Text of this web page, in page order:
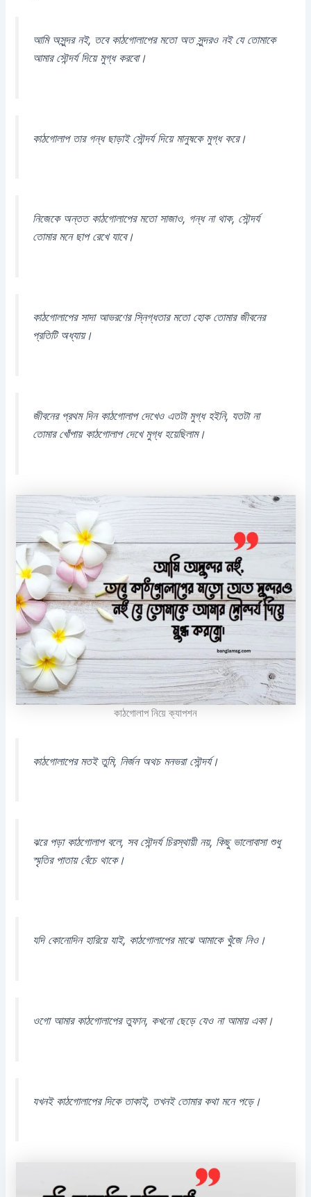
আমি অসুন্দর নই, তবে কাঠগোলাপের মতো অত সুন্দরও নই যে তোমাকে
আমার সৌন্দর্য দিয়ে মুগ্ধ করবো।
কাঠগোলাপ তার গন্ধ ছাড়াই সৌন্দর্য দিয়ে মানুষকে মুগ্ধ করে।
নিজেকে অন্তত কাঠগোলাপের মতো সাজাও, গন্ধ না থাক, সৌন্দর্য
তোমার মনে ছাপ রেখে যাবে।
কাঠগোলাপের সাদা আভরণের স্নিগ্ধতার মতো হোক তোমার জীবনের
প্রতিটি অধ্যায়।
জীবনের প্রথম দিন কাঠগোলাপ দেখেও এতটা মুগ্ধ হইনি, যতটা না
তোমার খোঁপায় কাঠগোলাপ দেখে মুগ্ধ হয়েছিলাম।
কাঠগোলাপ নিয়ে ক্যাপশন
কাঠগোলাপের মতই তুমি, নির্জন অথচ মনভরা সৌন্দর্য।
ঝরে পড়া কাঠগোলাপ বলে, সব সৌন্দর্য চিরস্থায়ী নয়, কিছু ভালোবাসা শুধু
স্মৃতির পাতায় বেঁচে থাকে।
যদি কোনোদিন হারিয়ে যাই, কাঠগোলাপের মাঝে আমাকে খুঁজে নিও।
ওগো আমার কাঠগোলাপের তুফান, কখনো ছেড়ে যেও না আমায় একা।
যখনই কাঠগোলাপের দিকে তাকাই, তখনই তোমার কথা মনে পড়ে।